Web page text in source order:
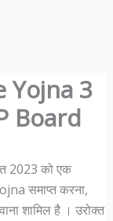
Yojna 3
Board
2023 को एक
समाप्त करना,
शामिल है । उरोक्त